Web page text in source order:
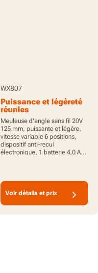
WX807
Puissance et légèreté
réunies
Meuleuse d'angle sans fil 20V
125 mm, puissante et légère,
vitesse variable 6 positions,
dispositif anti-recul
électronique, 1 batterie 4,0 Ah
Voir détails et prix